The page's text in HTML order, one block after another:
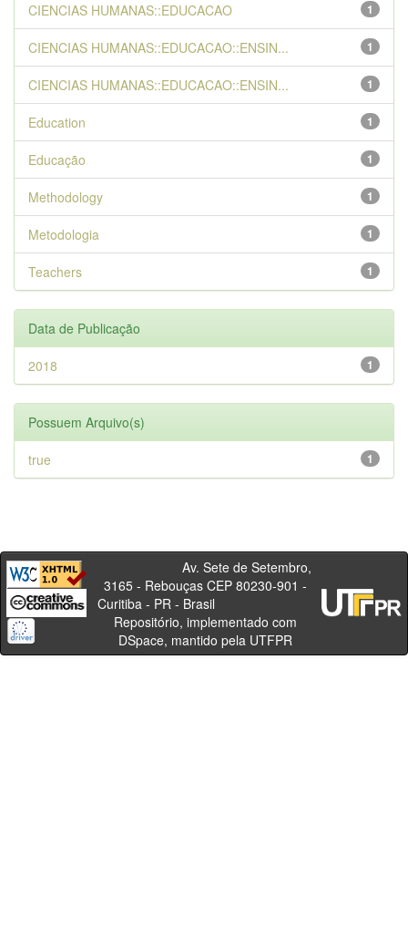
1
CIENCIAS HUMANAS::EDUCACAO
1
CIENCIAS HUMANAS::EDUCACAO::ENSIN...
1
CIENCIAS HUMANAS::EDUCACAO::ENSIN...
1
Education
1
Educação
1
Methodology
1
Metodologia
1
Teachers
Data de Publicação
1
2018
Possuem Arquivo(s)
1
true
Av. Sete de Setembro,
3165 - Rebouças CEP 80230-901 -
Curitiba - PR - Brasil
Repositório, implementado com
DSpace, mantido pela UTFPR